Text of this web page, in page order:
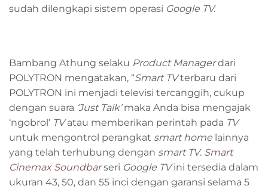
sudah dilengkapi sistem operasi Google TV.
Bambang Athung selaku Product Managerdari
POLYTRON mengatakan, “Smart TVterbaru dari
POLYTRON ini menjadi televisi tercanggih, cukup
dengan suara ‘Just Talk’maka Anda bisa mengajak
‘ngobrol’ TVatau memberikan perintah pada TV
untuk mengontrol perangkat smart home lainnya
yang telah terhubung dengan smart TV. Smart
Cinemax Soundbarseri Google TVini tersedia dalam
ukuran 43, 50, dan 55 inci dengan garansi selama 5